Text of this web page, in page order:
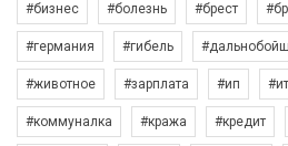
#бизнес #болезнь #брест
#германия #гибель
#животное #зарплата #ип
#коммуналка #кража #кредит